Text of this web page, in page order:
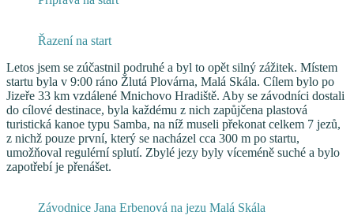
Řazení na start
Letos jsem se zúčastnil podruhé a byl to opět silný zážitek. Místem
startu byla v 9:00 ráno Žlutá Plovárna, Malá Skála. Cílem bylo po
Jizeře 33 km vzdálené Mnichovo Hradiště. Aby se závodníci dostali
do cílové destinace, byla každému z nich zapůjčena plastová
turistická kanoe typu Samba, na níž museli překonat celkem 7 jezů,
z nichž pouze první, který se nacházel cca 300 m po startu,
umožňoval regulérní splutí. Zbylé jezy byly víceméně suché a bylo
zapotřebí je přenášet.
Závodnice Jana Erbenová na jezu Malá Skála